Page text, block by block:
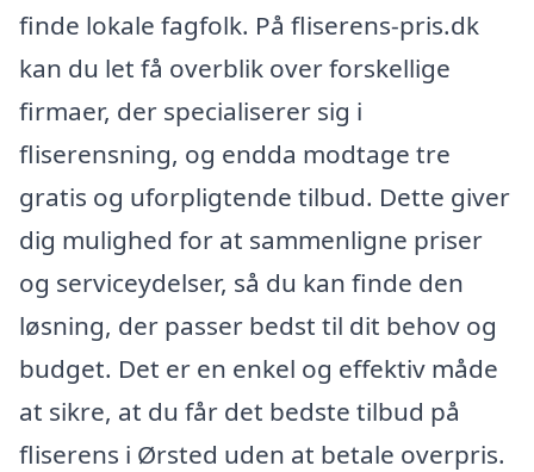
finde lokale fagfolk. På fliserens-pris.dk
kan du let få overblik over forskellige
firmaer, der specialiserer sig i
fliserensning, og endda modtage tre
gratis og uforpligtende tilbud. Dette giver
dig mulighed for at sammenligne priser
og serviceydelser, så du kan finde den
løsning, der passer bedst til dit behov og
budget. Det er en enkel og effektiv måde
at sikre, at du får det bedste tilbud på
fliserens i Ørsted uden at betale overpris.